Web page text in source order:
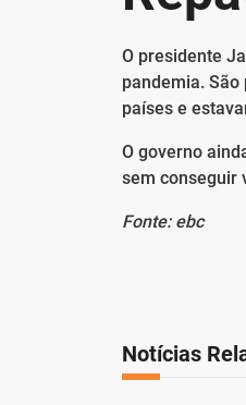
O presidente
pandemia.
países e
O governo
sem conseguir
Fonte: ebc
Notícias